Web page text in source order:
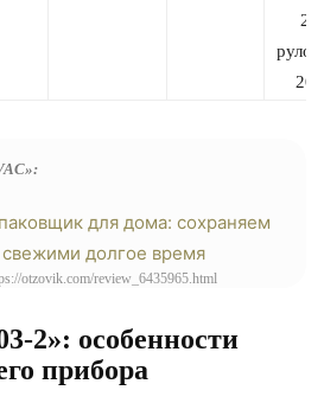
otzovik.com/review_6435965.html
2»: особенности
прибора